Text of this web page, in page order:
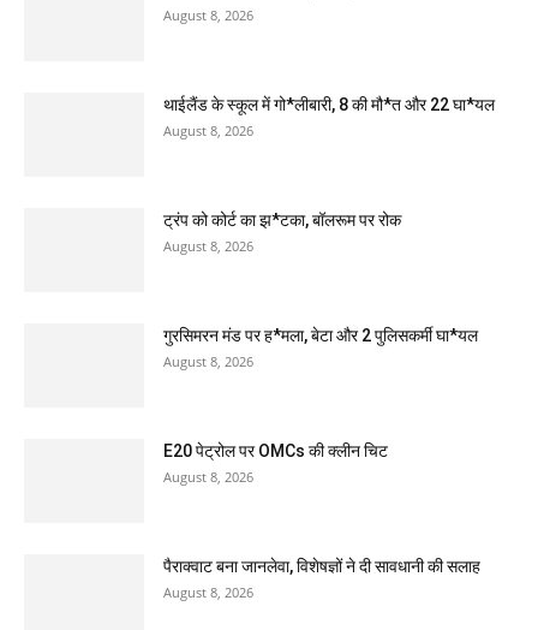
August 8, 2026
थाईलैंड के स्कूल में गो*लीबारी, 8 की मौ*त और 22 घा*यल
August 8, 2026
ट्रंप को कोर्ट का झ*टका, बॉलरूम पर रोक
August 8, 2026
गुरसिमरन मंड पर ह*मला, बेटा और 2 पुलिसकर्मी घा*यल
August 8, 2026
E20 पेट्रोल पर OMCs की क्लीन चिट
August 8, 2026
पैराक्वाट बना जानलेवा, विशेषज्ञों ने दी सावधानी की सलाह
August 8, 2026